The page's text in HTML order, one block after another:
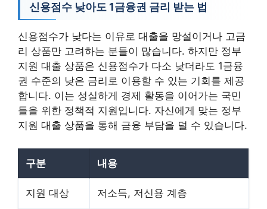
신용점수 낮아도 1금융권 금리 받는 법
신용점수가 낮다는 이유로 대출을 망설이거나 고금
리 상품만 고려하는 분들이 많습니다. 하지만 정부
지원 대출 상품은 신용점수가 다소 낮더라도 1금융
권 수준의 낮은 금리로 이용할 수 있는 기회를 제공
합니다. 이는 성실하게 경제 활동을 이어가는 국민
들을 위한 정책적 지원입니다. 자신에게 맞는 정부
지원 대출 상품을 통해 금융 부담을 덜 수 있습니다.
구분 내용
지원 대상 저소득, 저신용 계층